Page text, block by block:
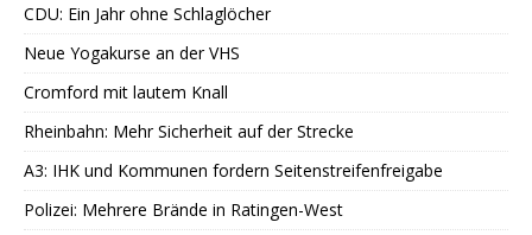
CDU: Ein Jahr ohne Schlaglöcher
Neue Yogakurse an der VHS
Cromford mit lautem Knall
Rheinbahn: Mehr Sicherheit auf der Strecke
A3: IHK und Kommunen fordern Seitenstreifenfreigabe
Polizei: Mehrere Brände in Ratingen-West